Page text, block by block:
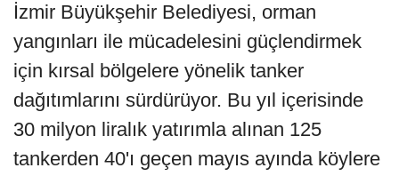
İzmir Büyükşehir Belediyesi, orman
yangınları ile mücadelesini güçlendirmek
için kırsal bölgelere yönelik tanker
dağıtımlarını sürdürüyor. Bu yıl içerisinde
30 milyon liralık yatırımla alınan 125
tankerden 40'ı geçen mayıs ayında köylere